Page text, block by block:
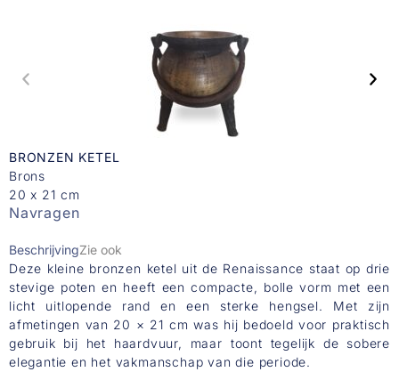
BRONZEN KETEL
Brons
20 x 21 cm
Navragen
BeschrijvingZie ook
Deze kleine bronzen ketel uit de Renaissance staat op drie
stevige poten en heeft een compacte, bolle vorm met een
licht uitlopende rand en een sterke hengsel. Met zijn
afmetingen van 20 × 21 cm was hij bedoeld voor praktisch
gebruik bij het haardvuur, maar toont tegelijk de sobere
elegantie en het vakmanschap van die periode.